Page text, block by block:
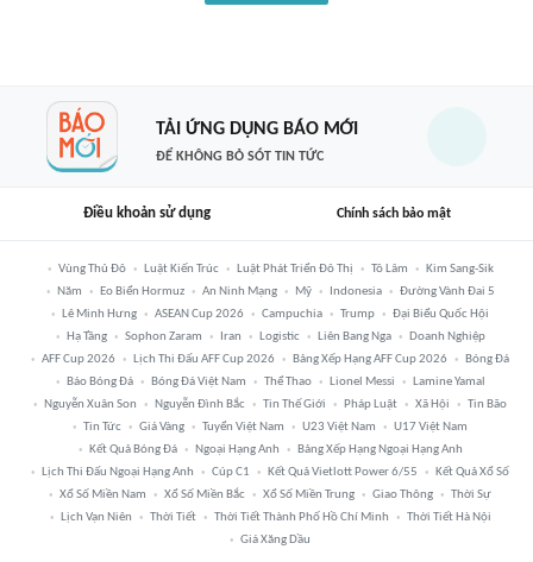
TẢI ỨNG DỤNG BÁO MỚI
ĐỂ KHÔNG BỎ SÓT TIN TỨC
Điều khoản sử dụng Chính sách bảo mật
Vùng Thủ Đô Luật Kiến Trúc Luật Phát Triển Đô Thị Tô Lâm
Kim Sang-Sik
Năm
Eo Biển Hormuz An Ninh Mạng Mỹ Indonesia
Đường Vành Đai 5
Lê Minh Hưng
ASEAN Cup 2026 Campuchia Trump
Đại Biểu Quốc Hội
Hạ Tầng
Sophon Zaram Iran Logistic Liên Bang Nga
Doanh Nghiệp
AFF Cup 2026
Lịch Thi Đấu AFF Cup 2026 Bảng Xếp Hạng AFF Cup 2026
Bóng Đá
Báo Bóng Đá
Bóng Đá Việt Nam Thể Thao Lionel Messi
Lamine Yamal
Nguyễn Xuân Son
Nguyễn Đình Bắc Tin Thế Giới Pháp Luật Xã Hội
Tin Bão
Tin Tức
Giá Vàng Tuyển Việt Nam U23 Việt Nam
U17 Việt Nam
Kết Quả Bóng Đá
Ngoại Hạng Anh
Bảng Xếp Hạng Ngoại Hạng Anh
Lịch Thi Đấu Ngoại Hạng Anh
Cúp C1 Kết Quả Vietlott Power 6/55
Kết Quả Xổ Số
Xổ Số Miền Nam
Xổ Số Miền Bắc Xổ Số Miền Trung Giao Thông
Thời Sự
Lịch Vạn Niên
Thời Tiết Thời Tiết Thành Phố Hồ Chí Minh
Thời Tiết Hà Nội
Giá Xăng Dầu